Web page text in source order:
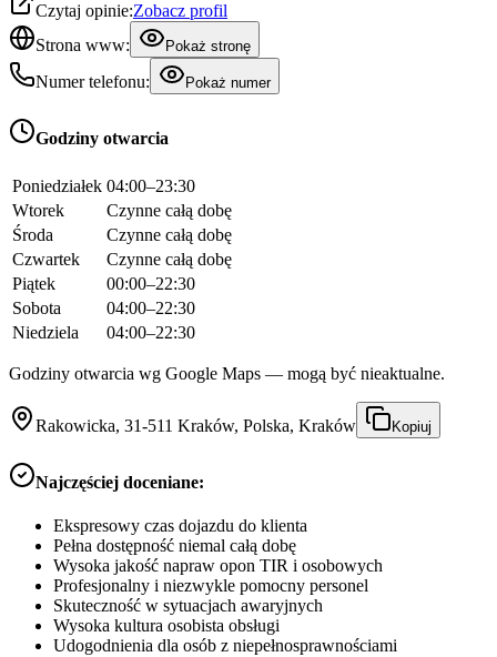
Czytaj opinie:Zobacz profil
Strona www:
Pokaż stronę
Numer telefonu: Pokaż numer
Godziny otwarcia
Poniedziałek 04:00–23:30
Wtorek
Czynne całą dobę
Środa
Czynne całą dobę
Czwartek
Czynne całą dobę
Piątek
00:00–22:30
Sobota
04:00–22:30
Niedziela
04:00–22:30
Godziny otwarcia wg Google Maps — mogą być nieaktualne.
Rakowicka, 31-511 Kraków, Polska, Kraków Kopiuj
Najczęściej doceniane:
Ekspresowy czas dojazdu do klienta
Pełna dostępność niemal całą dobę
Wysoka jakość napraw opon TIR i osobowych
Profesjonalny i niezwykle pomocny personel
Skuteczność w sytuacjach awaryjnych
Wysoka kultura osobista obsługi
Udogodnienia dla osób z niepełnosprawnościami